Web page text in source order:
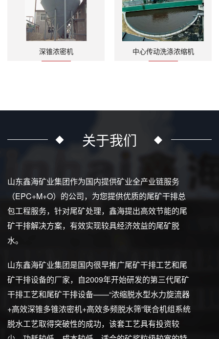
深锥浓密机 中心传动洗涤浓缩机
关于我们
山东鑫海矿业集团作为国内提供矿业全产业链服务
（EPC+M+O）的公司，为您提供优质的尾矿干排总
包工程服务，针对尾矿处理，鑫海提出高效节能的尾
矿干排解决方案，有效实现较具经济效益的尾矿脱
水。
山东鑫海矿业集团是国内很早推广尾矿干排工艺和尾
矿干排设备的厂家，自2009年开始研发的第三代尾矿
干排工艺和尾矿干排设备——“浓缩脱水型水力旋流器
+高效深锥多锥浓密机+高效多频脱水筛”联合机组系统
脱水工艺取得突破性的成功，该套工艺具有投资较